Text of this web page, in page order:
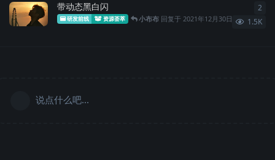
带动态黑白闪
研发前线 资源荟萃 小布布回复于 2021年12月30日 1.5K
2
说点什么吧...